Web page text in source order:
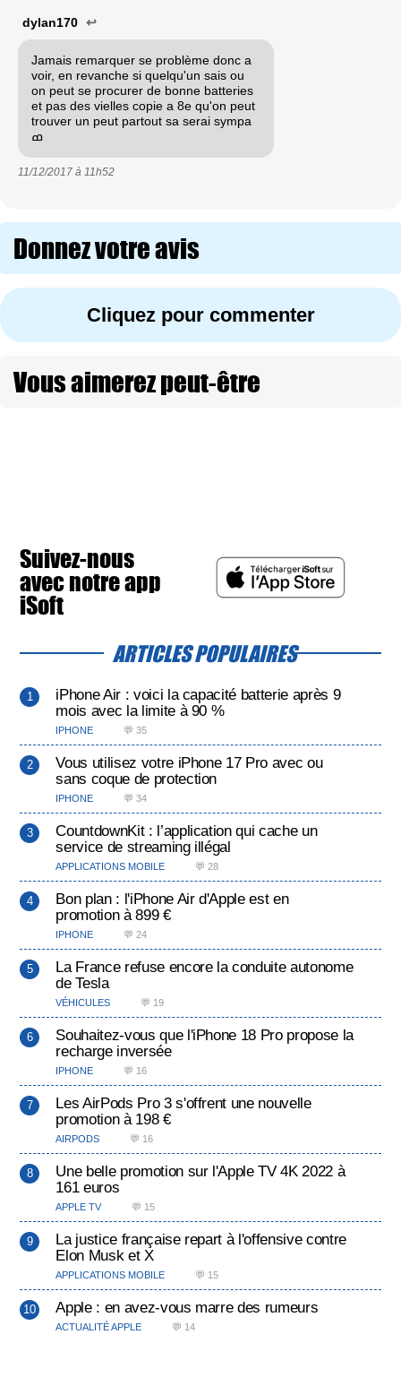
dylan170 ↩
Jamais remarquer se problème donc a
voir, en revanche si quelqu'un sais ou
on peut se procurer de bonne batteries
et pas des vielles copie a 8e qu'on peut
trouver un peut partout sa serai sympa
ߘ
11/12/2017 à 11h52
Donnez votre avis
Cliquez pour commenter
Vous aimerez peut-être
Suivez-nous
avec notre app
iSoft
ARTICLES POPULAIRES
iPhone Air : voici la capacité batterie après 9
mois avec la limite à 90 %
IPHONE 💬 35
Vous utilisez votre iPhone 17 Pro avec ou
sans coque de protection
IPHONE 💬 34
CountdownKit : l’application qui cache un
service de streaming illégal
APPLICATIONS MOBILE 💬 28
Bon plan : l'iPhone Air d'Apple est en
promotion à 899 €
IPHONE 💬 24
La France refuse encore la conduite autonome
de Tesla
VÉHICULES 💬 19
Souhaitez-vous que l'iPhone 18 Pro propose la
recharge inversée
IPHONE 💬 16
Les AirPods Pro 3 s'offrent une nouvelle
promotion à 198 €
AIRPODS 💬 16
Une belle promotion sur l'Apple TV 4K 2022 à
161 euros
APPLE TV 💬 15
La justice française repart à l'offensive contre
Elon Musk et X
APPLICATIONS MOBILE 💬 15
Apple : en avez-vous marre des rumeurs
ACTUALITÉ APPLE 💬 14